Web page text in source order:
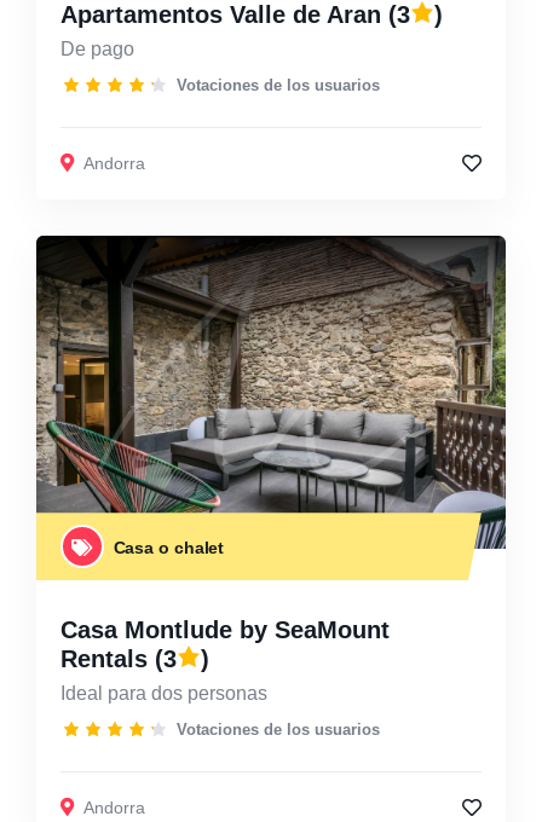
Apartamentos Valle de Aran (3 )
De pago
Votaciones de los usuarios
Andorra
Casa o chalet
Casa Montlude by SeaMount
Rentals (3 )
Ideal para dos personas
Votaciones de los usuarios
Andorra